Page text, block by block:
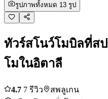
รูปภาพทั้งหมด 13 รูป
ทัวร์สโนว์โมบิลที่ส
โมในอิตาลี
4.7 7 รีวิว
สพลูเกน